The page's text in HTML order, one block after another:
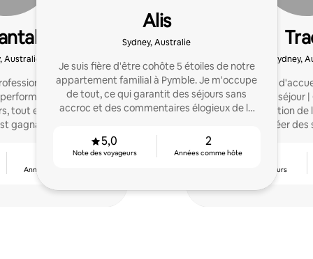
Australie
spécialisé
axé sur le
tout en obtenant des
gagnant-gagnant !
Années comme hôte
Alis
Sydney, Australie
Je suis fière d'être cohôte 5 étoiles de notre
appartement familial à Pymble. Je m'occupe
de tout, ce qui garantit des séjours sans
accroc et des commentaires élogieux de la
5,0
Note des voyageurs
2
Années comme hôte
Sydney,
Service complet
1 000 nuits de séjour
bout | Configuration de
pointu pour créer
Note des voyageurs